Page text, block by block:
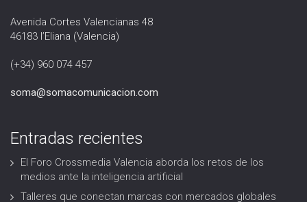
Avenida Cortes Valencianas 48
46183 l’Eliana (Valencia)
(+34) 960 074 457
soma@somacomunicacion.com
Entradas recientes
El Foro Crossmedia Valencia aborda los retos de los
medios ante la inteligencia artificial
Talleres que conectan marcas con mercados globales